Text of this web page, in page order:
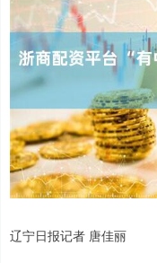
辽宁日报记者 唐佳丽